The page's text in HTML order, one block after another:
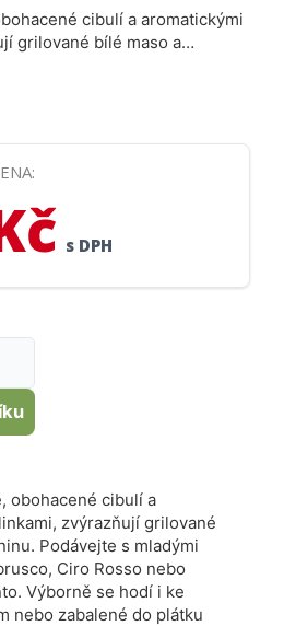
cibulí a aromatickými
grilované bílé maso a
mladými víny jako je
grilovaným rybám nebo
s DPH
obohacené cibulí a
zvýrazňují grilované
Podávejte s mladými
Ciro Rosso nebo
Výborně se hodí i ke
nebo zabalené do plátku